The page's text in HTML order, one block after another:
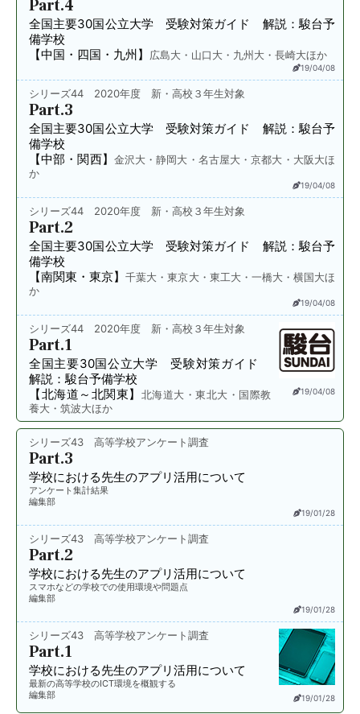
Part.4
全国主要30国公立大学 受験対策ガイド 解説：駿台予
備学校
【中国・四国・九州】
広島大・山口大・九州大・長崎大ほか
19/04/08
シリーズ44 2020年度 新・高校３年生対象
Part.3
全国主要30国公立大学 受験対策ガイド 解説：駿台予
備学校
【中部・関西】 金沢大・静岡大・名古屋大・京都大・大阪大ほ
か
19/04/08
シリーズ44 2020年度 新・高校３年生対象
Part.2
全国主要30国公立大学 受験対策ガイド 解説：駿台予
備学校
【南関東・東京】千葉大・東京大・東工大・一橋大・横国大ほ
か
19/04/08
19/04/08
シリーズ44 2020年度 新・高校３年生対象
Part.1
全国主要30国公立大学 受験対策ガイド
解説：駿台予備学校
【北海道～北関東】
北海道大・東北大・国際教
養大・筑波大ほか
シリーズ43 高等学校アンケート調査
Part.3
学校における先生のアプリ活用について
アンケート集計結果
編集部
19/01/28
シリーズ43 高等学校アンケート調査
Part.2
学校における先生のアプリ活用について
スマホなどの学校での使用環境や問題点
編集部
19/01/28
19/01/28
シリーズ43 高等学校アンケート調査
Part.1
学校における先生のアプリ活用について
最新の高等学校のICT環境を概観する
編集部